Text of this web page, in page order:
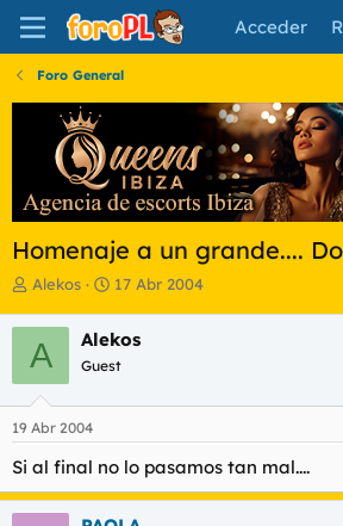
Acceder
Foro General
Homenaje a un grande....
I
i
c
i
a
d
o
d
e
l
Alekos
F
h
a
e
i
c
i
17 Abr 2004
A Alekos
Guest
19 Abr 2004
Si al final no lo pasamos tan mal....